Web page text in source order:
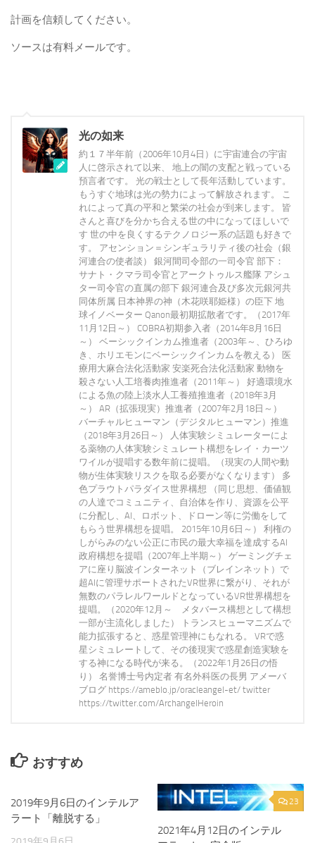
計画を信頼してください。
ソースは有料メールです。
光の如来
約１７半年前（2006年10月4日）に宇宙連合の宇宙
人に啓示されて以来、 地上の闇の支配と戦っている
預言者です。 光の戦士として長年活動しています。
もうすぐ地球は光の勢力によって解放されます。 こ
れによって真の平和と繁栄の社会が到来します。 皆
さんと喜びを分かち合える世の中になってほしいで
す 世の中を良くするテクノロジー系の話題も好きで
す。 アセンション＝シンギュラリティ後の社会（銀
河連合の使者談） 銀河間司令部の一司令官 部下：
サナト・クマラ司令官とアークトゥルス艦隊 アシュ
ター司令官の直属の部下 銀河連合及び多次元銀河共
同体所属 日本神界の神（木花咲耶姫様）の臣下 地
球イノベーター Qanon最初期拡散者です。（2017年
11月12日～） COBRA初期参入者（2014年8月16日
～） ベーシックインカム推進者（2003年～、ひろゆ
き、ホリエモンにベーシックインカムを教える） 医
療用大麻合法化活動家 安楽死合法化活動家 動物を
殺さない人工培養肉推進者（2011年～） 好適環境水
による魚の陸上淡水人工養殖推進者（2018年3月
～） AR（拡張現実）推進者（2007年2月18日～）
バーチャルヒューマン（デジタルヒューマン）推進
（2018年3月26日～） 人体実験シミュレーターによ
る薬物の人体実験シミュレート構想をレイ・カーツ
ワイルが提唱する数年前に提唱。（現実の人間や動
物が生体実験リスクを取る必要がなくなります） 多
色プラウトパラダイス世界構想 （同じ思想、価値観
の人達でコミュニティ、自治体を作り、資源を公平
に分配し、AI、ロボット、ドローン等に労働をして
もらう世界構想を提唱。 2015年10月6日～） 利権の
しがらみのない公正に市民の最大幸福を達成するAI
政府構想を提唱（2007年上半期～） ゲーミングチェ
アに座り脳波インターネット（ブレインネット）で
超AIに管理サポートされたVR世界に繋がり、それが
無数のパラレルワールドとなっているVR世界構想を
提唱。（2020年12月～ メタバース構想として構想
一部が主流化しました） トランスヒューマニズムで
能力拡張すると、惑星管理神にもなれる。 VRで惑
星シミュレートして、その後現実で惑星創造実験を
する神になる時代が来る。（2022年1月26日の悟
り） 名誉博士号内定者 有名外科医の長男 アメーバ
ブログ https://ameblo.jp/oracleangel-et/ twitter
https://twitter.com/ArchangelHeroin
おすすめ
2019年9月6日のインテルア
ラート「離脱する」
23
2021年4月12日のインテル